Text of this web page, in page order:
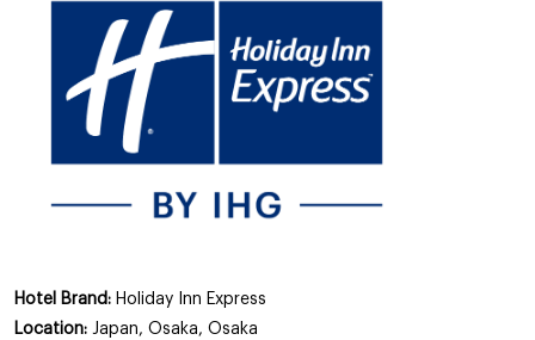
Hotel Brand: Holiday Inn Express
Location: Japan, Osaka, Osaka